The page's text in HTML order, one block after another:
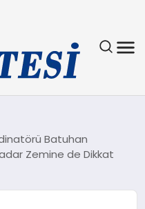
Batuhan
Zemine de Dikkat